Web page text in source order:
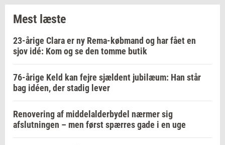
Mest læste
23-årige Clara er ny Rema-købmand og har fået en
sjov idé: Kom og se den tomme butik
76-årige Keld kan fejre sjældent jubilæum: Han står
bag idéen, der stadig lever
Renovering af middelalderbydel nærmer sig
afslutningen – men først spærres gade i en uge